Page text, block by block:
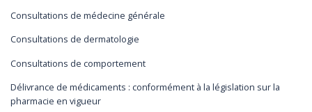
Consultations de médecine générale
Consultations de dermatologie
Consultations de comportement
Délivrance de médicaments : conformément à la législation sur la
pharmacie en vigueur